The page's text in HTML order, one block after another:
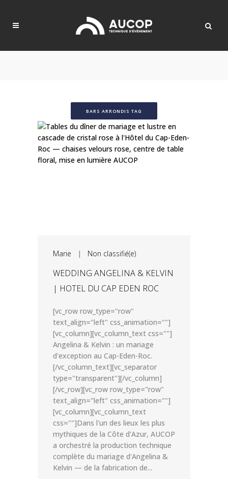
BARS ARRONDIS TAG
Marie | Non classifié(e)
WEDDING ANGELINA & KELVIN
| HOTEL DU CAP EDEN ROC
[vc_row row_type="row"
text_align="left" css_animation=""]
[vc_column][vc_column_text css=""]
Angelina & Kelvin : un mariage
d'exception au Cap-Eden-Roc.
[/vc_column_text][vc_separator
type="transparent"][/vc_column]
[/vc_row][vc_row row_type="row"
text_align="left" css_animation=""]
[vc_column][vc_column_text
css=""]Dans l'un des lieux les plus
mythiques de la Côte d'Azur, AUCOP
a orchestré la production technique
complète du mariage d'Angelina &
Kelvin — de la fabrication de...